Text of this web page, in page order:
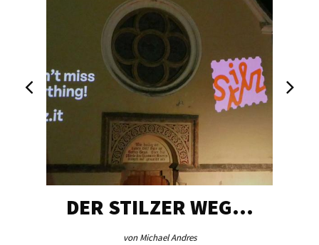
DER STILZER WEG…
von Michael Andres